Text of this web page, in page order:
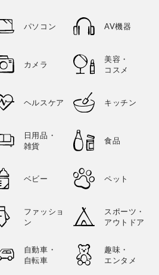
パソコン AV機器
カメラ
美容・
コスメ
ヘルスケア キッチン
日用品・
雑貨
食品
ベビー ペット
ファッショ
ン
スポーツ・
アウトドア
自動車・
自転車
趣味・
エンタメ